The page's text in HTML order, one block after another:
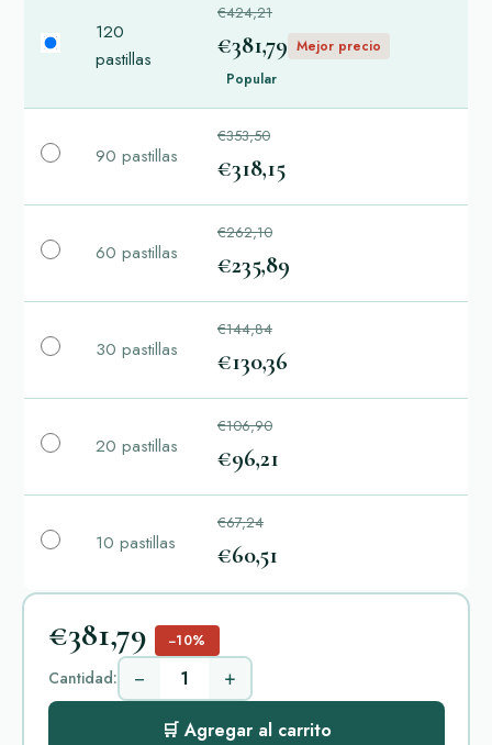
120
pastillas
€424,21
€381,79 Mejor precio
Popular
90 pastillas
€353,50
€318,15
60 pastillas
€262,10
€235,89
30 pastillas
€144,84
€130,36
20 pastillas
€106,90
€96,21
10 pastillas
€67,24
€60,51
€381,79 −10%
Cantidad: − +
🛒 Agregar al carrito